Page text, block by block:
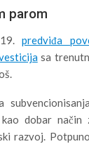
parom
predviđa
sa
dobar način
razvoj.